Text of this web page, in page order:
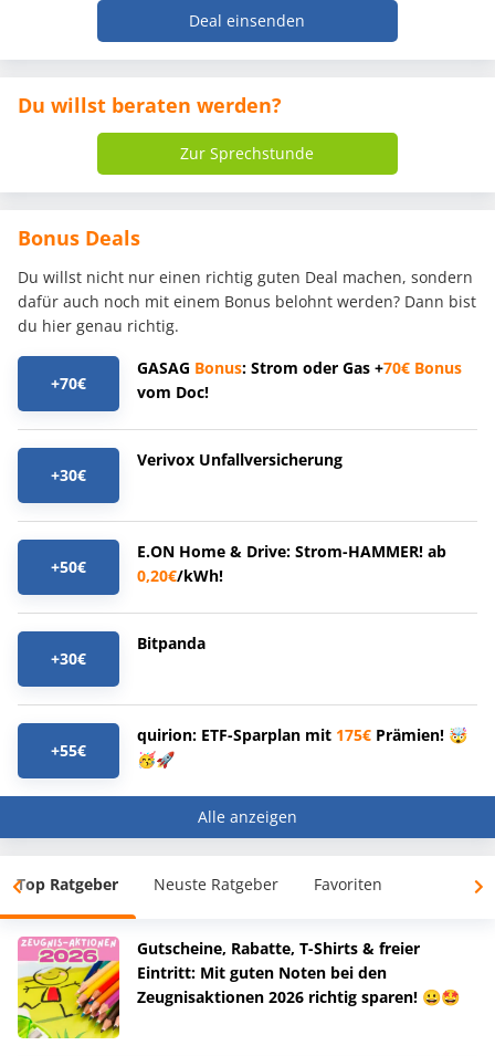
Deal einsenden
Du willst beraten werden?
Zur Sprechstunde
Bonus Deals
Du willst nicht nur einen richtig guten Deal machen, sondern
dafür auch noch mit einem Bonus belohnt werden? Dann bist
du hier genau richtig.
+70€
GASAG Bonus: Strom oder Gas +70€ Bonus
vom Doc!
+30€
Verivox Unfallversicherung
+50€
E.ON Home & Drive: Strom-HAMMER! ab
0,20€/kWh!
+30€
Bitpanda
+55€
quirion: ETF-Sparplan mit 175€ Prämien! 🤯
🥳🚀
Alle anzeigen
Top Ratgeber Neuste Ratgeber Favoriten
Gutscheine, Rabatte, T-Shirts & freier
Eintritt: Mit guten Noten bei den
Zeugnisaktionen 2026 richtig sparen! 😀🤩